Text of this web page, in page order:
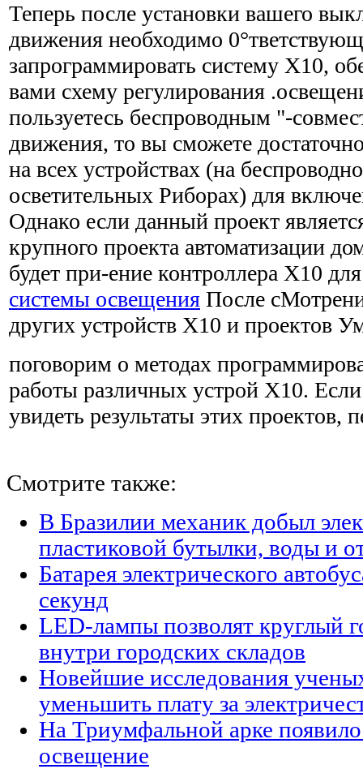
Теперь после установки вашего
движения необходимо
запрограммировать систему Х10,
вами схему регулирования
пользуетесь беспроводным "-
движения, то вы сможете
на всех устройствах (на
осветительных Риборах) для
Однако если данный проект
крупного проекта автоматизации
будет при-ение контроллера Х10
системы освещения После
других устройств Х10 и проектов
поговорим о методах
работы различных устрой Х10.
увидеть результаты этих проектов,
Смотрите также:
В Бразилии механик добыл
пластиковой бутылки, воды и
Батарея электрического
секунд
LED-лампы позволят круглый
внутри городских складов
Новейшие исследования
уменьшить плату за
На Триумфальной арке
освещение